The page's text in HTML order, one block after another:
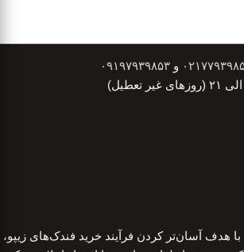
و ۰۹۱۹۷۹۳۹۸۵۳
با هدف آسان‌تر کردن فرآیند خرید فندک‌های زیپو،